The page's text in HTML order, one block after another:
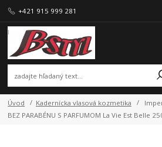
+421 915 999 281
Úvod Kadernícka vlasová kozmetika
BEZ PARABÉNU S PARFUMOM La Vie Est Belle